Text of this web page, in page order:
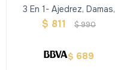
3 En 1- Ajedrez, Damas,
Backgammon Chico
$ 811 $990
$ 689